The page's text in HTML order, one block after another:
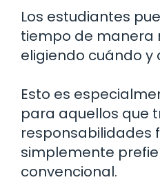
Los estudiantes
tiempo de manera
eligiendo cuándo y
Esto es
para aquellos que
responsabilidades
simplemente
convencional.